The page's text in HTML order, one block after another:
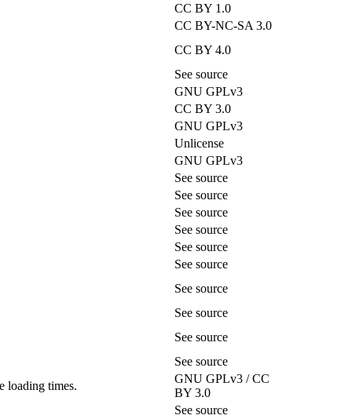
CC BY 1.0
CC BY-NC-SA 3.0
CC BY 4.0
See source
GNU GPLv3
CC BY 3.0
GNU GPLv3
Unlicense
GNU GPLv3
See source
See source
See source
See source
See source
See source
See source
See source
See source
See source
loading times.
GNU GPLv3 / CC
BY 3.0
See source